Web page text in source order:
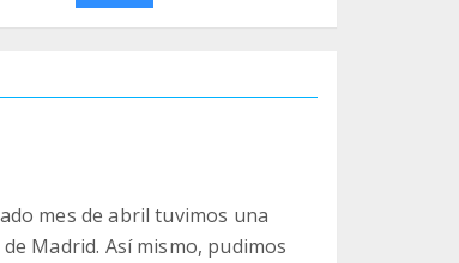
mes de abril tuvimos una
Madrid. Así mismo, pudimos